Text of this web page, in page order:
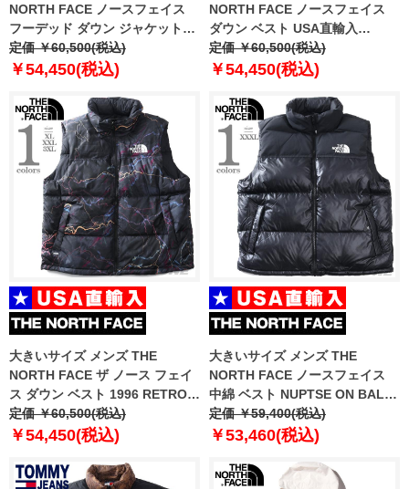
NORTH FACE ノースフェイス
フーデッド ダウン ジャケット
USA直輸入 nf0a84i1-jk3
定価 ￥60,500(税込)
￥54,450(税込)
NORTH FACE ノースフェイス
ダウン ベスト USA直輸入
nf0a8994-ph5
定価 ￥60,500(税込)
￥54,450(税込)
大きいサイズ メンズ THE
NORTH FACE ザ ノース フェイ
ス ダウン ベスト 1996 RETRO
NUPTSE VEST USA直輸入
nf0a3jqq-iri
定価 ￥60,500(税込)
￥54,450(税込)
大きいサイズ メンズ THE
NORTH FACE ノースフェイス
中綿 ベスト NUPTSE ON BALL
VEST USA直輸入 nv3nr50a
定価 ￥59,400(税込)
￥53,460(税込)